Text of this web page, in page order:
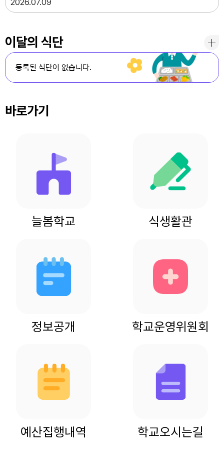
2026 07.09
이달의 식단
등록된 식단이 없습니다.
바로가기
늘봄학교 식생활관
정보공개 학교운영위원회
예산집행내역 학교오시는길